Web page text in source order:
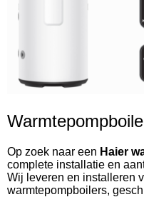
Op zoek naar een Haier
complete installatie en
Wij leveren en installeren
warmtepompboilers,